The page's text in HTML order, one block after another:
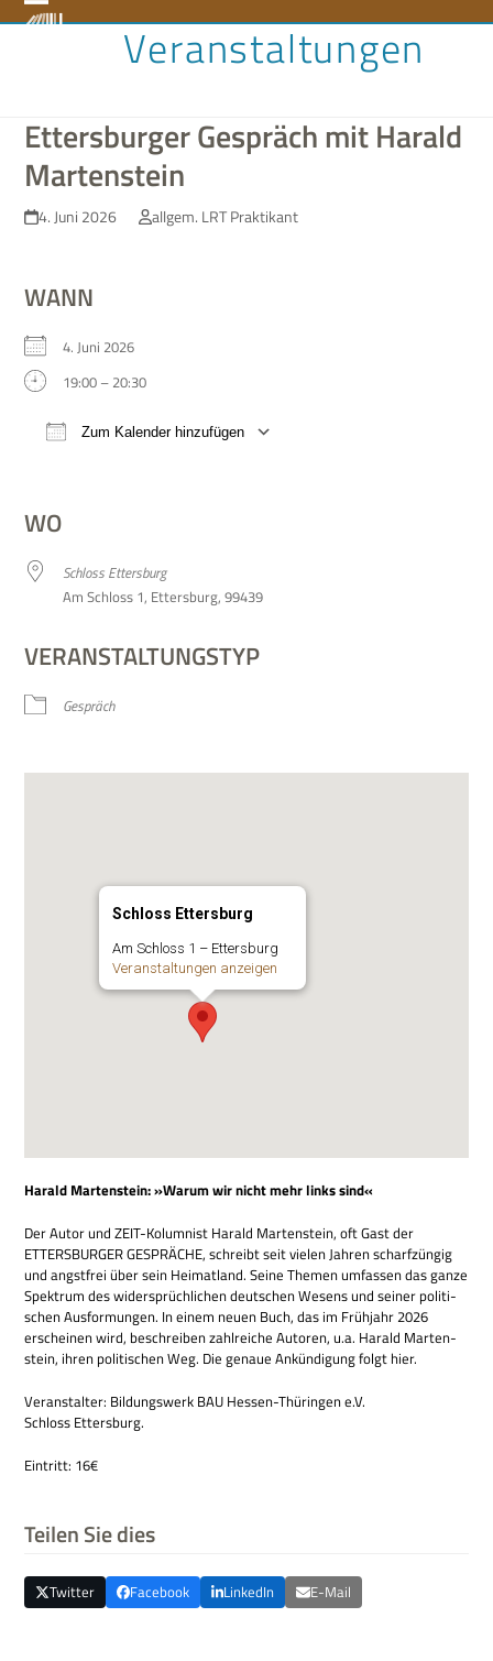
to Open
Close
Veranstaltungen
Ettersburger Gespräch mit Harald
Martenstein
4. Juni 2026 allgem. LRT Praktikant
WANN
4. Juni 2026
19:00 – 20:30
Zum Kalender hinzufügen
WO
Schloss Etters­burg
Am Schloss 1, Etters­burg, 99439
VERANSTALTUNGSTYP
Gespräch
Schloss Ettersburg
Am Schloss 1 – Ettersburg
Ver­an­stal­tun­gen anzeigen
Harald Mar­ten­stein: »Warum wir nicht mehr links sind«
Der Autor und ZEIT-Kolum­nist Harald Mar­ten­stein, oft Gast der
ETTERSBURGER GESPRÄCHE, schreibt seit vie­len Jah­ren scharf­zün­gig
und angst­frei über sein Hei­mat­land. Seine The­men umfas­sen das ganze
Spek­trum des wider­sprüch­li­chen deut­schen Wesens und sei­ner poli­ti­
schen Aus­for­mun­gen. In einem neuen Buch, das im Früh­jahr 2026
erschei­nen wird, beschrei­ben zahl­rei­che Autoren, u.a. Harald Mar­ten­
stein, ihren poli­ti­schen Weg. Die genaue Ankün­di­gung folgt hier.
Ver­an­stal­ter: Bil­dungs­werk BAU Hes­sen-Thü­rin­gen e.V.
Schloss Ettersburg.
Ein­tritt: 16€
Teilen Sie dies
Twitter Facebook LinkedIn E-Mail